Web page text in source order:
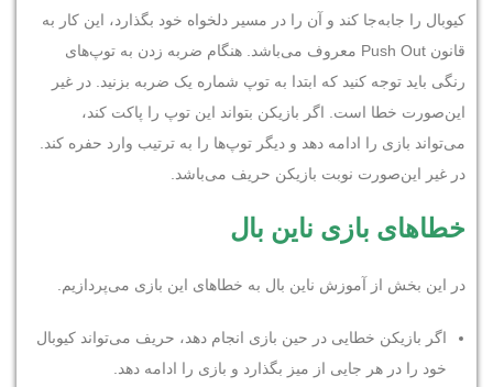
کیوبال را جابه‌جا کند و آن را در مسیر دلخواه خود بگذارد، این کار به
قانون Push Out معروف می‌باشد. هنگام ضربه زدن به توپ‌های
رنگی باید توجه کنید که ابتدا به توپ شماره یک ضربه بزنید. در غیر
این‌صورت خطا است. اگر بازیکن بتواند این توپ را پاکت کند،
می‌تواند بازی را ادامه دهد و دیگر توپ‌ها را به ترتیب وارد حفره کند.
در غیر این‌صورت نوبت بازیکن حریف می‌باشد.
خطاهای بازی ناین بال
در این بخش از آموزش ناین بال به خطاهای این بازی می‌پردازیم.
اگر بازیکن خطایی در حین بازی انجام دهد، حریف می‌تواند کیوبال
خود را در هر جایی از میز بگذارد و بازی را ادامه دهد.